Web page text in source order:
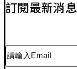
訂閱最新消息
請輸入Email